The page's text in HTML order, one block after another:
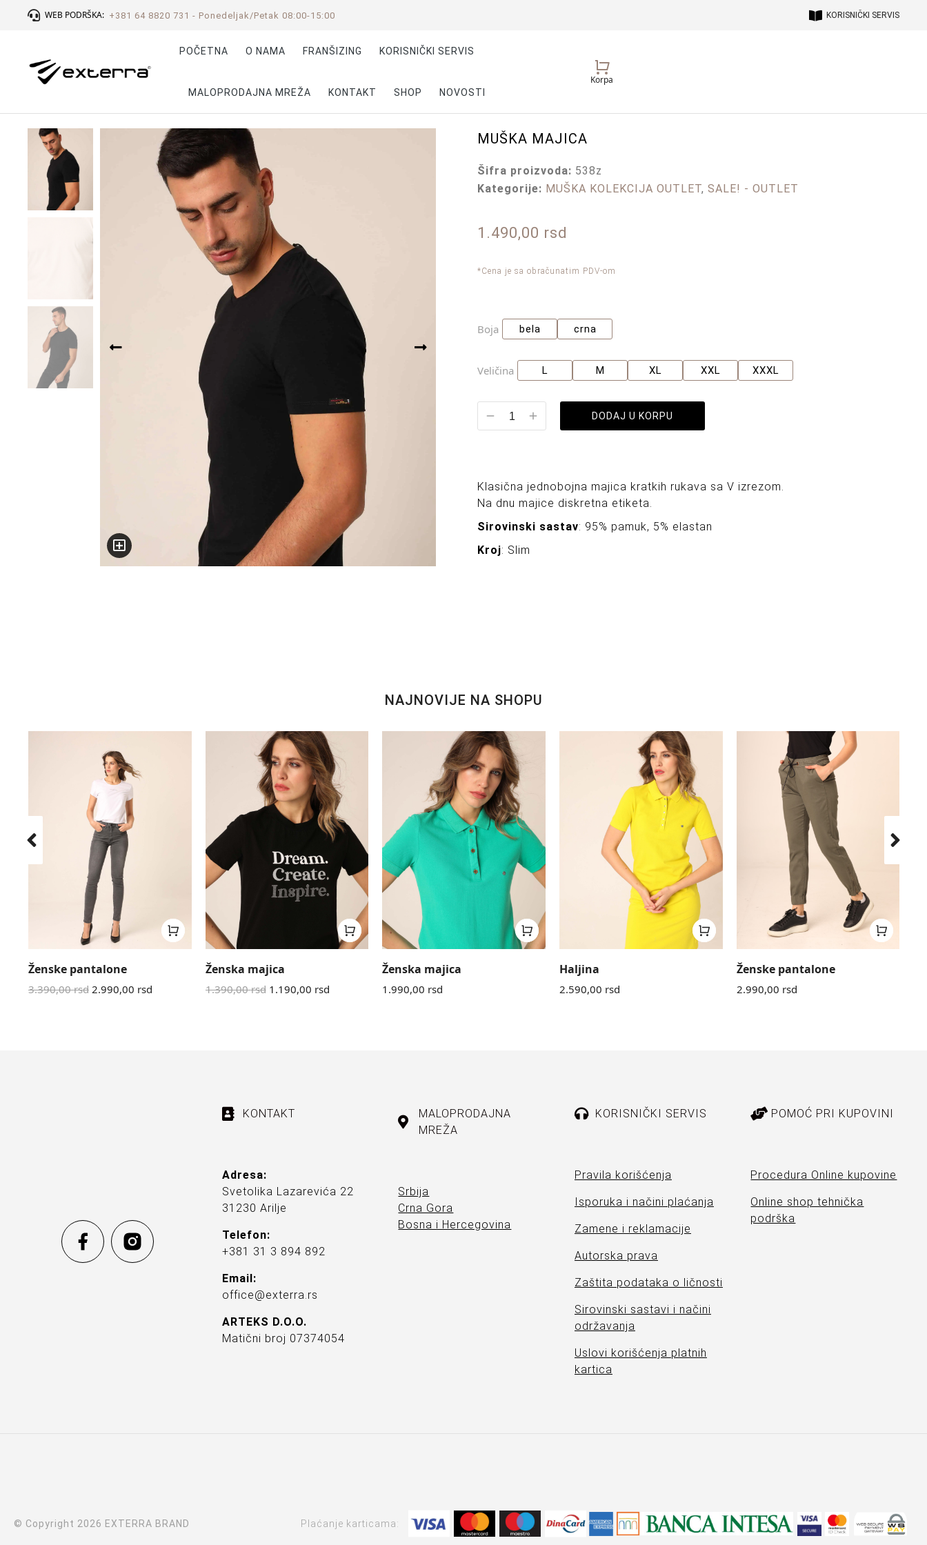
WEB PODRŠKA: +381 64 8820 731 - Ponedeljak/Petak 08:00-15:00 KORISNIČKI SERVIS
POČETNA O NAMA FRANŠIZING KORISNIČKI SERVIS
MALOPRODAJNA MREŽA KONTAKT SHOP NOVOSTI
Vaš
nalog
Korpa
MUŠKA MAJICA
Šifra proizvoda: 538z
Kategorije: MUŠKA KOLEKCIJA OUTLET, SALE! - OUTLET
1.490,00 rsd
*Cena je sa obračunatim PDV-om
Boja bela crna
Veličina L M XL XXL XXXL
DODAJ U KORPU
Klasična jednobojna majica kratkih rukava sa V izrezom.
Na dnu majice diskretna etiketa.
Sirovinski sastav: 95% pamuk, 5% elastan
Kroj: Slim
NAJNOVIJE NA SHOPU
Ženske pantalone
3.390,00rsd 2.990,00 rsd
Ženska majica
1.390,00rsd 1.190,00 rsd
Ženska majica
1.990,00 rsd
Haljina
2.590,00 rsd
Ženske pantalone
2.990,00 rsd
KONTAKT
Adresa:
Svetolika Lazarevića 22
31230 Arilje
Telefon:
+381 31 3 894 892
Email:
office@exterra.rs
ARTEKS D.O.O.
Matični broj 07374054
MALOPRODAJNA
MREŽA
Srbija
Crna Gora
Bosna i Hercegovina
KORISNIČKI SERVIS
Pravila korišćenja
Isporuka i načini plaćanja
Zamene i reklamacije
Autorska prava
Zaštita podataka o ličnosti
Sirovinski sastavi i načini
održavanja
Uslovi korišćenja platnih
kartica
POMOĆ PRI KUPOVINI
Procedura Online kupovine
Online shop tehnička
podrška
© Copyright 2026 EXTERRA BRAND Plaćanje karticama: